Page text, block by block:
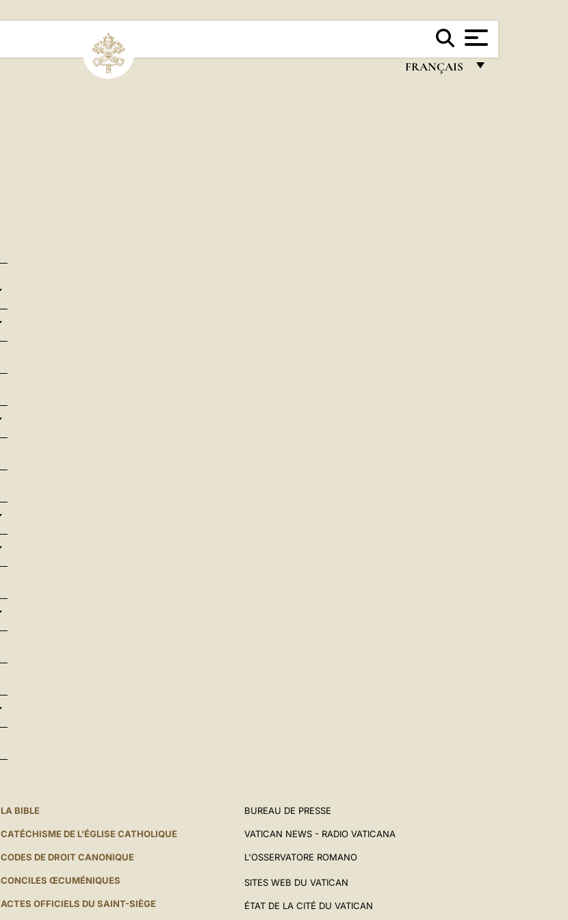
FRANÇAIS
LA BIBLE
CATÉCHISME DE L'ÉGLISE CATHOLIQUE
CODES DE DROIT CANONIQUE
CONCILES ŒCUMÉNIQUES
ACTES OFFICIELS DU SAINT-SIÈGE
BUREAU DE PRESSE
VATICAN NEWS - RADIO VATICANA
L'OSSERVATORE ROMANO
SITES WEB DU VATICAN
ÉTAT DE LA CITÉ DU VATICAN